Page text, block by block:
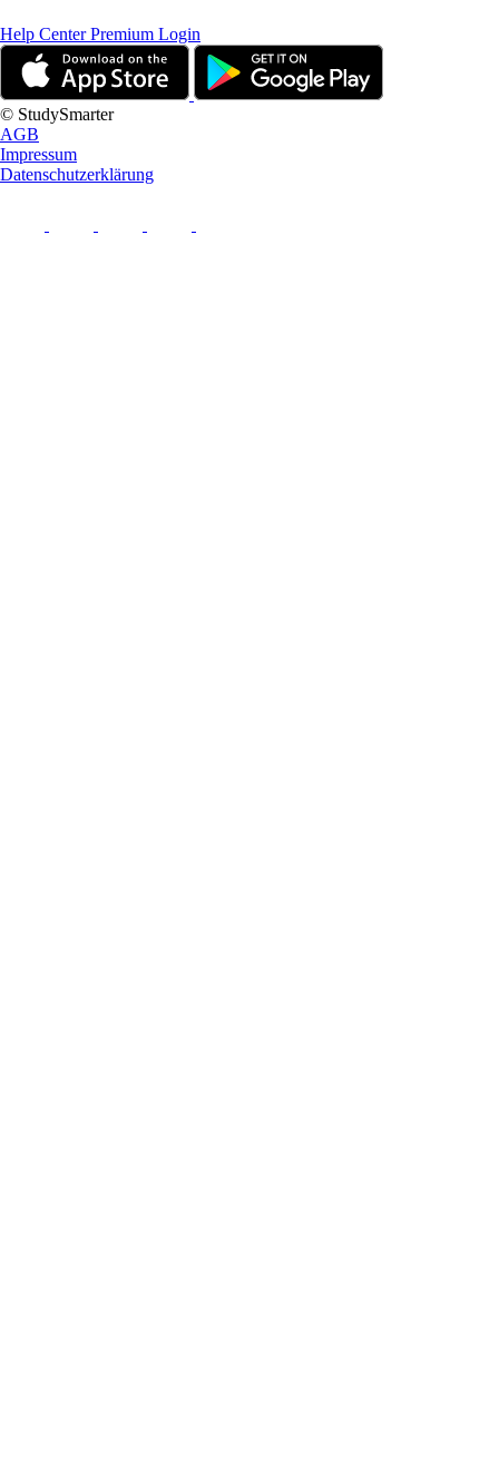
Help CenterPremium Login
© StudySmarter
AGB
Impressum
Datenschutzerklärung